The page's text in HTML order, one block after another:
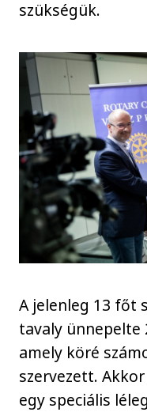
szükségük.
A jelenleg 13 főt
tavaly ünnepelte
amely köré
szervezett.
egy speciális